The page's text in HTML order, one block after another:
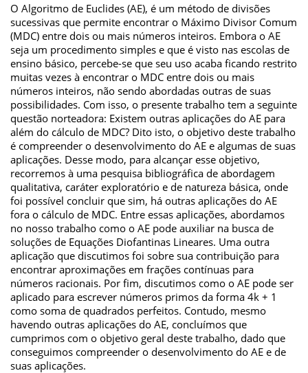
O Algoritmo de Euclides (AE), é um método de divisões
sucessivas que permite encontrar o Máximo Divisor Comum
(MDC) entre dois ou mais números inteiros. Embora o AE
seja um procedimento simples e que é visto nas escolas de
ensino básico, percebe-se que seu uso acaba ficando restrito
muitas vezes à encontrar o MDC entre dois ou mais
números inteiros, não sendo abordadas outras de suas
possibilidades. Com isso, o presente trabalho tem a seguinte
questão norteadora: Existem outras aplicações do AE para
além do cálculo de MDC? Dito isto, o objetivo deste trabalho
é compreender o desenvolvimento do AE e algumas de suas
aplicações. Desse modo, para alcançar esse objetivo,
recorremos à uma pesquisa bibliográfica de abordagem
qualitativa, caráter exploratório e de natureza básica, onde
foi possível concluir que sim, há outras aplicações do AE
fora o cálculo de MDC. Entre essas aplicações, abordamos
no nosso trabalho como o AE pode auxiliar na busca de
soluções de Equações Diofantinas Lineares. Uma outra
aplicação que discutimos foi sobre sua contribuição para
encontrar aproximações em frações contínuas para
números racionais. Por fim, discutimos como o AE pode ser
aplicado para escrever números primos da forma 4k + 1
como soma de quadrados perfeitos. Contudo, mesmo
havendo outras aplicações do AE, concluímos que
cumprimos com o objetivo geral deste trabalho, dado que
conseguimos compreender o desenvolvimento do AE e de
suas aplicações.